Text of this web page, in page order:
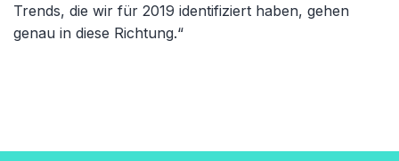
Trends, die wir für 2019 identifiziert haben, gehen
genau in diese Richtung.“